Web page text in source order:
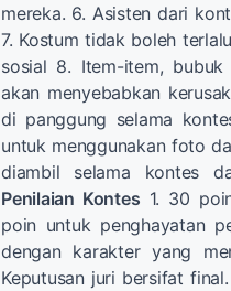
mereka. 6. Asisten dari
7. Kostum tidak boleh
sosial 8. Item-item,
akan menyebabkan
di panggung selama
untuk menggunakan foto
diambil selama kontes
Penilaian Kontes 1. 30
poin untuk penghayatan
dengan karakter yang
Keputusan juri bersifat final.